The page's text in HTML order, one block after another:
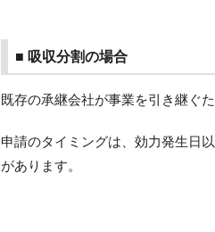
■ 吸収分割の場合
既存の承継会社が事業を引き継ぐ
申請のタイミングは、効力発生日
があります。